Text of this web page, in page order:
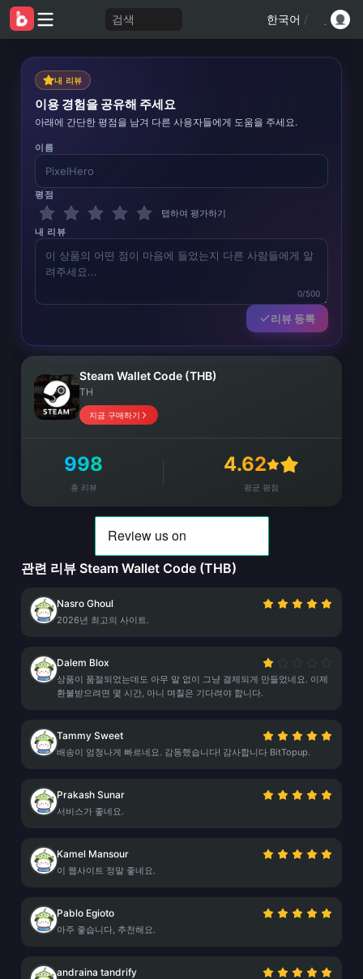
검색 한국어 /
내 리뷰
이용 경험을 공유해 주세요
아래에 간단한 평점을 남겨 다른 사용자들에게 도움을 주세요.
이름
평점
탭하여 평가하기
내 리뷰
0/500
리뷰 등록
Steam Wallet Code (THB)
TH
지금 구매하기
998
총 리뷰
4.62
평균 평점
관련 리뷰 Steam Wallet Code (THB)
Nasro Ghoul
2026년 최고의 사이트.
Dalem Blox
상품이 품절되었는데도 아무 말 없이 그냥 결제되게 만들었네요. 이제
환불받으려면 몇 시간, 아니 며칠은 기다려야 합니다.
Tammy Sweet
배송이 엄청나게 빠르네요. 감동했습니다! 감사합니다 BitTopup.
Prakash Sunar
서비스가 좋네요.
Kamel Mansour
이 웹사이트 정말 좋네요.
Pablo Egioto
아주 좋습니다, 추천해요.
andraina tandrify